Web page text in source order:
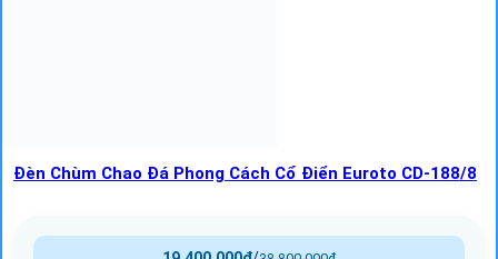
Đèn Chùm Chao Đá Phong Cách Cổ Điển Euroto CD-188/8